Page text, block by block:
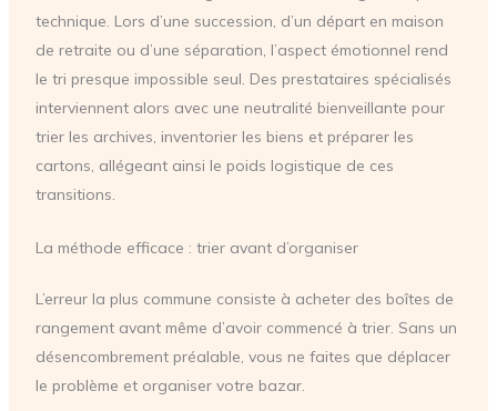
technique. Lors d’une succession, d’un départ en maison
de retraite ou d’une séparation, l’aspect émotionnel rend
le tri presque impossible seul. Des prestataires spécialisés
interviennent alors avec une neutralité bienveillante pour
trier les archives, inventorier les biens et préparer les
cartons, allégeant ainsi le poids logistique de ces
transitions.
La méthode efficace : trier avant d’organiser
L’erreur la plus commune consiste à acheter des boîtes de
rangement avant même d’avoir commencé à trier. Sans un
désencombrement préalable, vous ne faites que déplacer
le problème et organiser votre bazar.